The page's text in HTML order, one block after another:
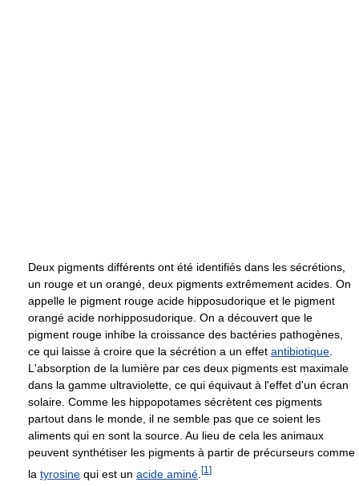
Deux pigments différents ont été identifiés dans les sécrétions,
un rouge et un orangé, deux pigments extrêmement acides. On
appelle le pigment rouge acide hipposudorique et le pigment
orangé acide norhipposudorique. On a découvert que le
pigment rouge inhibe la croissance des bactéries pathogènes,
ce qui laisse à croire que la sécrétion a un effet antibiotique
L'absorption de la lumière par ces deux pigments est maximale
dans la gamme ultraviolette, ce qui équivaut à l'effet d'un écran
solaire. Comme les hippopotames sécrètent ces pigments
partout dans le monde, il ne semble pas que ce soient les
aliments qui en sont la source. Au lieu de cela les animaux
peuvent synthétiser les pigments à partir de précurseurs comme
la tyrosine qui est un acide aminé [1 ]